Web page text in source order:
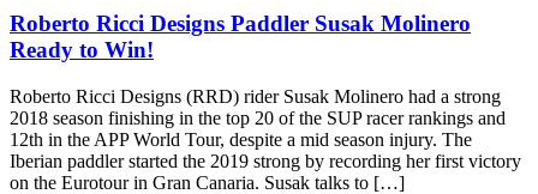
Roberto Ricci Designs Paddler Susak Molinero
Ready to Win!
Roberto Ricci Designs (RRD) rider Susak Molinero had a strong
2018 season finishing in the top 20 of the SUP racer rankings and
12th in the APP World Tour, despite a mid season injury. The
Iberian paddler started the 2019 strong by recording her first victory
on the Eurotour in Gran Canaria. Susak talks to […]